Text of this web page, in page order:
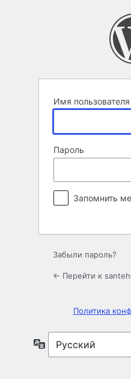
Имя
Пароль
Запомнить
Забыли пароль?
← Перейти к
Политика
Язык